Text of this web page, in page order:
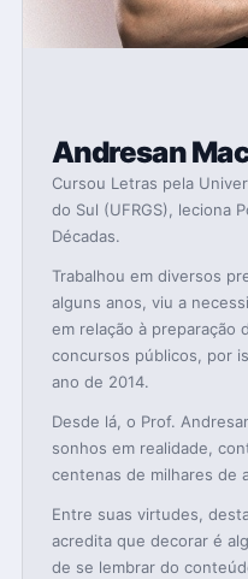
Andresan
Cursou Letras pela
do Sul (UFRGS), leciona
Décadas.
Trabalhou em diversos
alguns anos, viu a
em relação à preparação
concursos públicos, por
ano de 2014.
Desde lá, o Prof.
sonhos em realidade,
centenas de milhares de
Entre suas virtudes,
acredita que decorar é
de se lembrar do